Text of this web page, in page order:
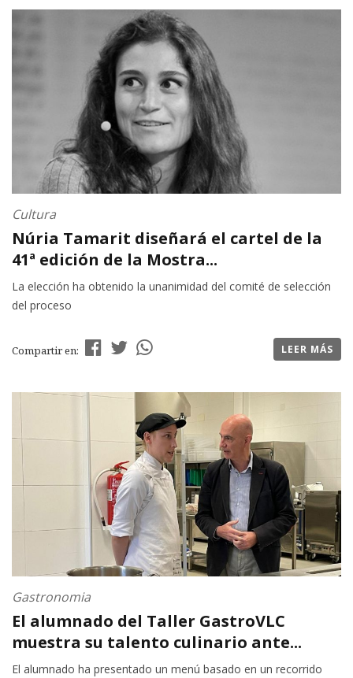
Cultura
Núria Tamarit diseñará el cartel de la
41ª edición de la Mostra...
La elección ha obtenido la unanimidad del comité de selección
del proceso
Compartir en: LEER MÁS
Gastronomia
El alumnado del Taller GastroVLC
muestra su talento culinario ante...
El alumnado ha presentado un menú basado en un recorrido